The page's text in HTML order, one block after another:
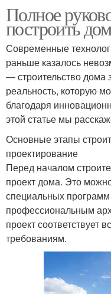
Полное
построить
Современные
раньше казалось
— строительство дома
реальность, которую
благодаря
этой статье мы
Основные этапы
проектирование
Перед началом
проект дома. Это
специальных программ
профессиональным
проект соответствует
требованиям.